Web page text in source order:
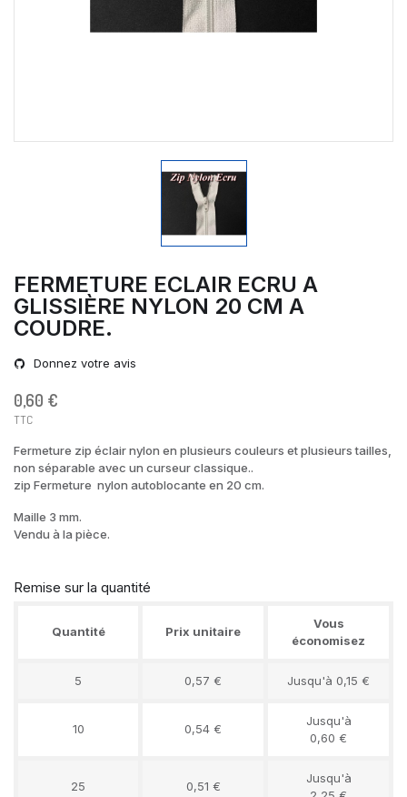
FERMETURE ECLAIR ECRU A
GLISSIÈRE NYLON 20 CM A
COUDRE.
Donnez votre avis
0,60 €
TTC
Fermeture zip éclair nylon en plusieurs couleurs et plusieurs tailles,
non séparable avec un curseur classique..
zip Fermeture nylon autoblocante en 20 cm.
Maille 3 mm.
Vendu à la pièce.
Remise sur la quantité
Quantité Prix unitaire
Vous
économisez
5 0,57 € Jusqu'à 0,15 €
10 0,54 €
Jusqu'à
0,60 €
25 0,51 €
Jusqu'à